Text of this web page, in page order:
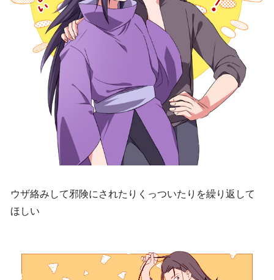
ウザ絡みして邪険にされたりくっついたりを繰り返して
ほしい